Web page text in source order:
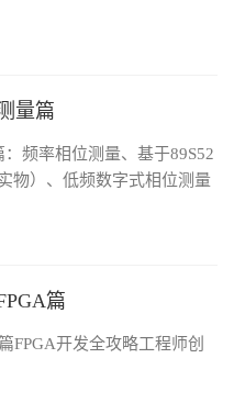
量篇
频率相位测量、基于89S52
物）、低频数字式相位测量
篇
FPGA开发全攻略工程师创